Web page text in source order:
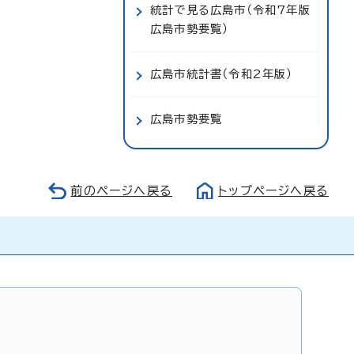
統計で見る広島市（令和7年版
広島市勢要覧）
広島市統計書（令和2年版）
広島市勢要覧
前のページへ戻る トップページへ戻る